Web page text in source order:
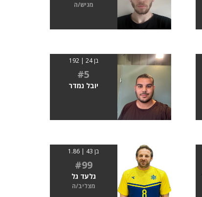
מגיש/ה
בן 24 | 192
#5
יובל נמדר
בן 43 | 1.86
#99
גלעד גל
מצליב/ה